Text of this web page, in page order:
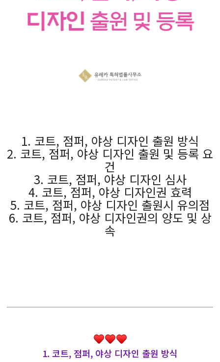
1. 코트, 점퍼, 야상 디자인 출원 방식
2. 코트, 점퍼, 야상 디자인 출원 및 등록 요
건
3. 코트, 점퍼, 야상 디자인 심사
4. 코트, 점퍼, 야상 디자인권 효력
5. 코트, 점퍼, 야상 디자인 출원시 유의점
6. 코트, 점퍼, 야상 디자인권의 양도 및 상
속
1. 코트, 점퍼, 야상 디자인 출원 방식